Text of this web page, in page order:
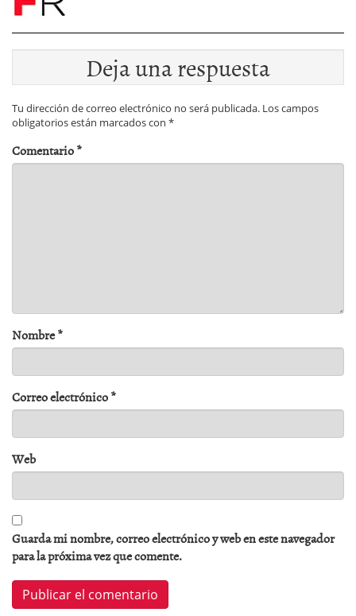
Deja una respuesta
Tu dirección de correo electrónico no será publicada. Los campos
obligatorios están marcados con *
Comentario*
Nombre*
Correo electrónico*
Web
Guarda mi nombre, correo electrónico y web en este navegador
para la próxima vez que comente.